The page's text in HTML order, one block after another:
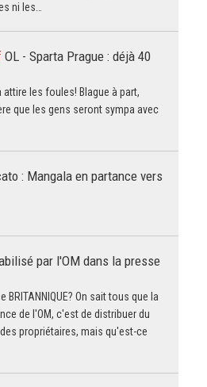
ni les…
OL - Sparta Prague : déjà 40
attire les foules! Blague à part,
que les gens seront sympa avec
: Mangala en partance vers
par l'OM dans la presse
BRITANNIQUE? On sait tous que la
de l'OM, c'est de distribuer du
propriétaires, mais qu'est-ce